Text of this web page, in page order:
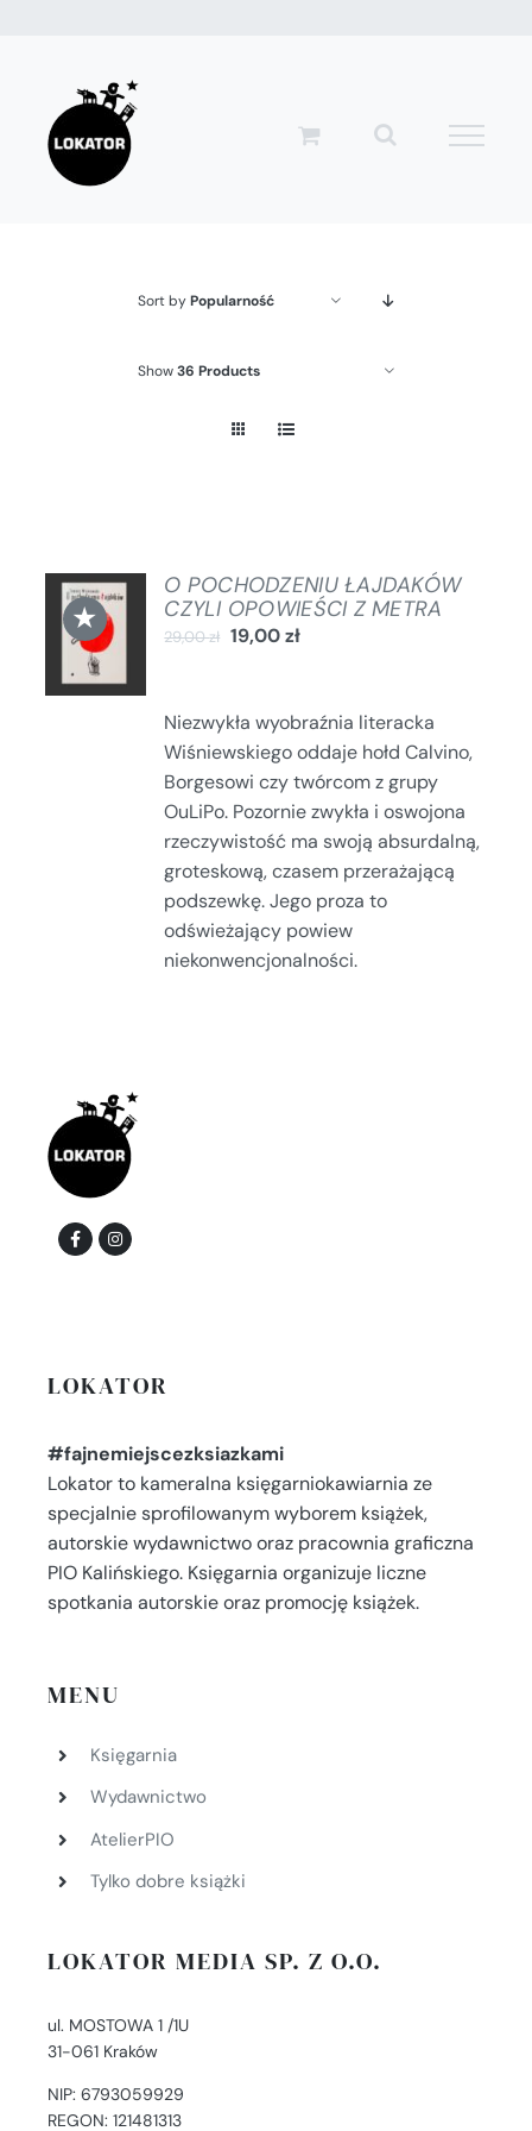
zawartości
Sort byPopularność
Show36 Products
★
DODAJ
DO
KOSZYKA
/
SZCZEGÓŁY
O POCHODZENIU ŁAJDAKÓW
CZYLI OPOWIEŚCI Z METRA
29,00zł 19,00zł
Niezwykła wyobraźnia literacka
Wiśniewskiego oddaje hołd Calvino,
Borgesowi czy twórcom z grupy
OuLiPo. Pozornie zwykła i oswojona
rzeczywistość ma swoją absurdalną,
groteskową, czasem przerażającą
podszewkę. Jego proza to
odświeżający powiew
niekonwencjonalności.
LOKATOR
#fajnemiejscezksiazkami
Lokator to kameralna księgarniokawiarnia ze
specjalnie sprofilowanym wyborem książek,
autorskie wydawnictwo oraz pracownia graficzna
PIO Kalińskiego. Księgarnia organizuje liczne
spotkania autorskie oraz promocję książek.
MENU
Księgarnia
Wydawnictwo
AtelierPIO
Tylko dobre książki
LOKATOR MEDIA SP. Z O.O.
ul. MOSTOWA 1 /1U
31-061 Kraków
NIP: 6793059929
REGON: 121481313